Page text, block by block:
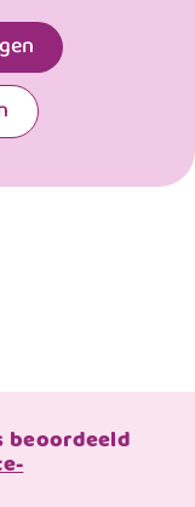
beoordeeld